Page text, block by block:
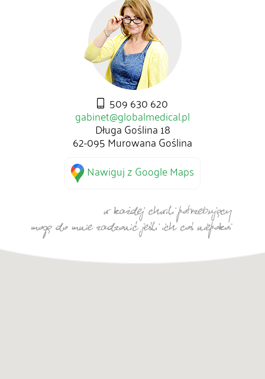
509 630 620
gabinet@globalmedical.pl
Długa Goślina 18
62-095 Murowana Goślina
Nawiguj z Google Maps